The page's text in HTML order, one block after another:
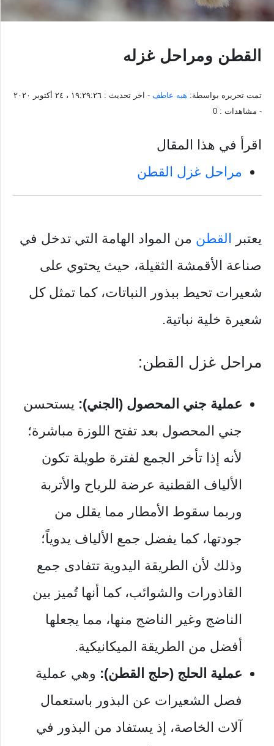
القطن ومراحل غزله
تمت تحريره بواسطة: هبه عاطف - اخر تحديث : ١٩:٢٩:٢٦ ، ٢٤ أكتوبر ٢٠٢٠
- مشاهدات : 0
اقرأ في هذا المقال
مراحل غزل القطن
يعتبر القطن من المواد الهامة التي تدخل في
صناعة الأقمشة الثقيلة، حيث يحتوي على
شعيرات تحيط ببذور النباتات، كما تمثل كل
شعيرة خلية نباتية.
مراحل غزل القطن:
عملية جني المحصول (الجني): يستحسن
جني المحصول بعد تفتح اللوزة مباشرة؛
لأنه إذا تأخر الجمع لفترة طويلة تكون
الألياف القطنية عرضة للرياح والأتربة
وربما سقوط الأمطار مما يقلل من
جودتها، كما يفضل جمع الألياف يدوياً؛
وذلك لأن الطريقة اليدوية تتفادى جمع
القاذورات والشوائب، كما أنها تُميز بين
الناضج وغير الناضج منها، مما يجعلها
أفضل من الطريقة الميكانيكية.
عملية الحلج (حلج القطن): وهي عملية
فصل الشعيرات عن البذور باستعمال
آلات الخاصة، إذ يستفاد من البذور في